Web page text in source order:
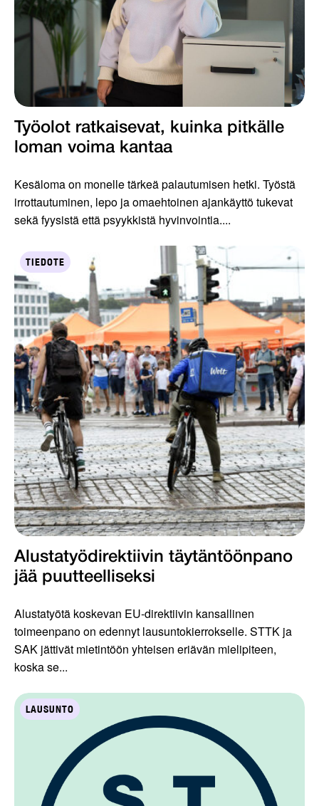
Työolot ratkaisevat, kuinka pitkälle
loman voima kantaa
Kesäloma on monelle tärkeä palautumisen hetki. Työstä
irrottautuminen, lepo ja omaehtoinen ajankäyttö tukevat
sekä fyysistä että psyykkistä hyvinvointia....
TIEDOTE
Alustatyödirektiivin täytäntöönpano
jää puutteelliseksi
Alustatyötä koskevan EU-direktiivin kansallinen
toimeenpano on edennyt lausuntokierrokselle. STTK ja
SAK jättivät mietintöön yhteisen eriävän mielipiteen,
koska se...
LAUSUNTO